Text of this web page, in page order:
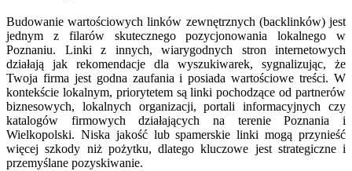
Budowanie wartościowych linków zewnętrznych (backlinków) jest
jednym z filarów skutecznego pozycjonowania lokalnego w
Poznaniu. Linki z innych, wiarygodnych stron internetowych
działają jak rekomendacje dla wyszukiwarek, sygnalizując, że
Twoja firma jest godna zaufania i posiada wartościowe treści. W
kontekście lokalnym, priorytetem są linki pochodzące od partnerów
biznesowych, lokalnych organizacji, portali informacyjnych czy
katalogów firmowych działających na terenie Poznania i
Wielkopolski. Niska jakość lub spamerskie linki mogą przynieść
więcej szkody niż pożytku, dlatego kluczowe jest strategiczne i
przemyślane pozyskiwanie.